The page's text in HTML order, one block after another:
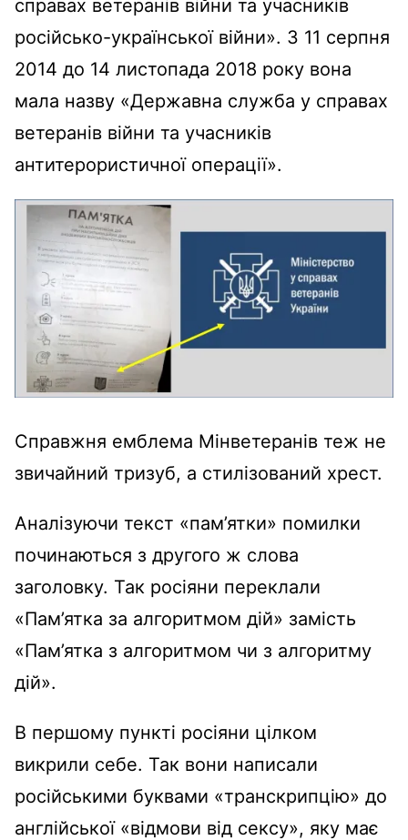
справах ветеранів війни та учасників
російсько-української війни». З 11 серпня
2014 до 14 листопада 2018 року вона
мала назву «Державна служба у справах
ветеранів війни та учасників
антитерористичної операції».
Справжня емблема Мінветеранів теж не
звичайний тризуб, а стилізований хрест.
Аналізуючи текст «пам’ятки» помилки
починаються з другого ж слова
заголовку. Так росіяни переклали
«Пам’ятка за алгоритмом дій» замість
«Пам’ятка з алгоритмом чи з алгоритму
дій».
В першому пункті росіяни цілком
викрили себе. Так вони написали
російськими буквами «транскрипцію» до
англійської «відмови від сексу», яку має